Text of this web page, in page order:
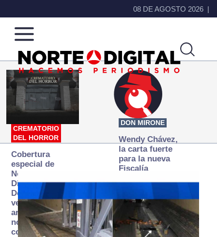
08 DE AGOSTO 2026
Norte
de
Ciudad
Más
que
noticias,
hacemos periodismo
CREMATORIO
DEL HORROR
Cobertura
especial de
Norte
Digital:
Donde la
verdad
arde… pero
no se
consume
DON MIRONE
Wendy Chávez,
la carta fuerte
para la nueva
Fiscalía